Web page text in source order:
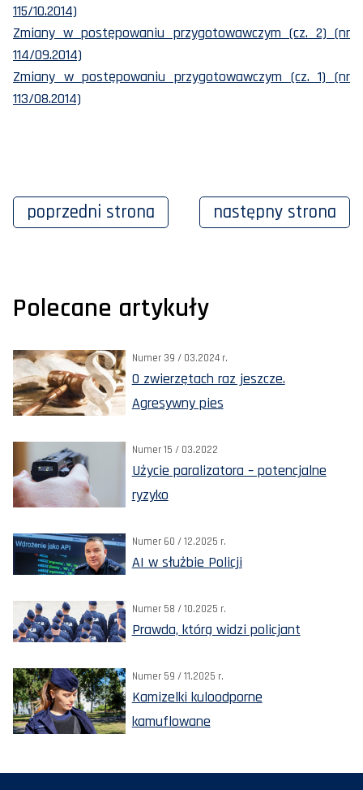
115/10.2014)
Zmiany w postępowaniu przygotowawczym (cz. 2) (nr
114/09.2014)
Zmiany w postępowaniu przygotowawczym (cz. 1) (nr
113/08.2014)
poprzedni strona następny strona
Polecane artykuły
Numer 39 / 03.2024 r.
O zwierzętach raz jeszcze.
Agresywny pies
Numer 15 / 03.2022
Użycie paralizatora – potencjalne
ryzyko
Numer 60 / 12.2025 r.
AI w służbie Policji
Numer 58 / 10.2025 r.
Prawda, którą widzi policjant
Numer 59 / 11.2025 r.
Kamizelki kuloodporne
kamuflowane